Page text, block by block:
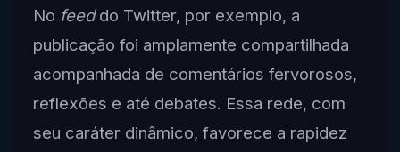
No feeddo Twitter, por exemplo, a
publicação foi amplamente compartilhada
acompanhada de comentários fervorosos,
reflexões e até debates. Essa rede, com
seu caráter dinâmico, favorece a rapidez